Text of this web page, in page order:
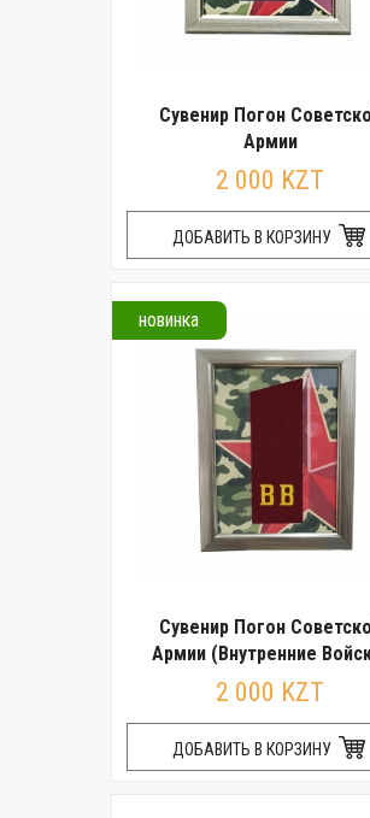
Сувенир Погон
Армии
2 000 KZT
ДОБАВИТЬ В КОРЗИНУ
новинка
Сувенир Погон
Армии (Внутренние
2 000 KZT
ДОБАВИТЬ В КОРЗИНУ